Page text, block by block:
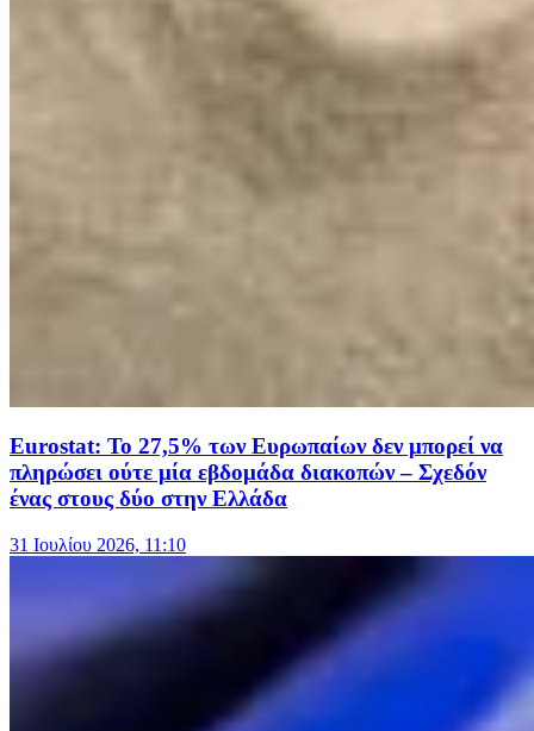
Eurostat: Το 27,5% των Ευρωπαίων δεν μπορεί να
πληρώσει ούτε μία εβδομάδα διακοπών – Σχεδόν
ένας στους δύο στην Ελλάδα
31 Ιουλίου 2026, 11:10